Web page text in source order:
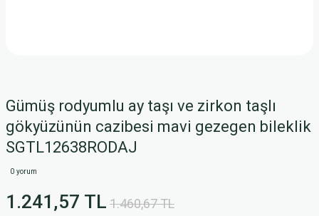
Gümüş rodyumlu ay taşı ve zirkon taşlı
gökyüzünün cazibesi mavi gezegen bileklik
SGTL12638RODAJ
0 yorum
1.241,57 TL 1.460,67 TL